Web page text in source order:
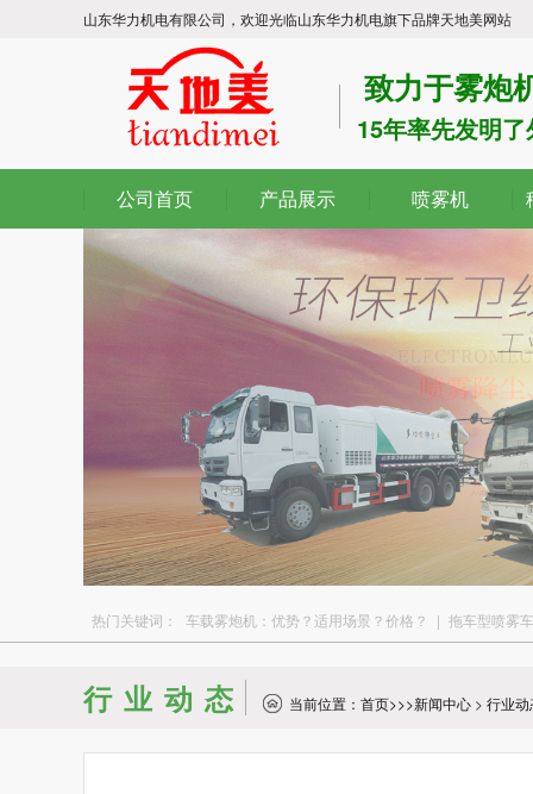
山东华力机电有限公司，欢迎光临山东华力机电旗下品牌天地美网站
致力于雾炮
15年率先发明
公司首页 产品展示 喷雾机
热门关键词： 车载雾炮机：优势？适用场景？价格？ | 拖车型喷雾车
行业动态 当前位置： 首页>>>新闻中心 > 行业动